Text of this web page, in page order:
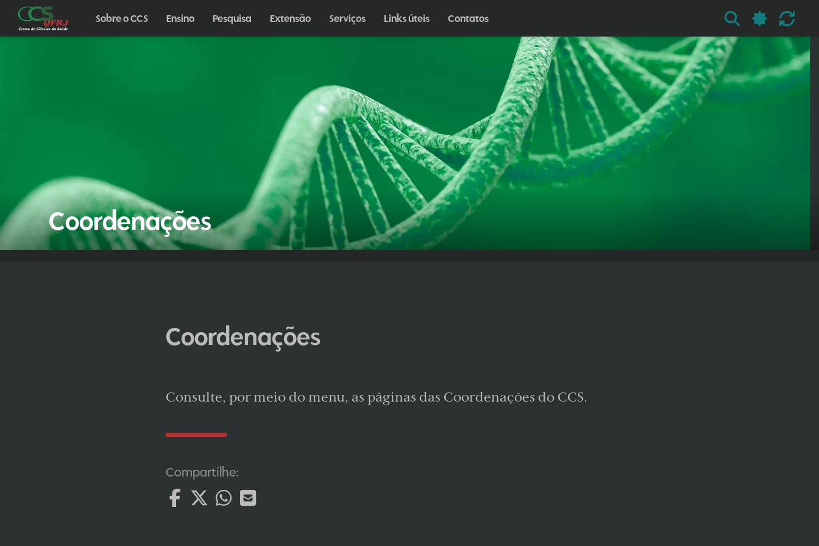
Sobre o CCS Ensino Pesquisa Extensão Serviços Links úteis Contatos
Coordenações
Coordenações
Consulte, por meio do menu, as páginas das Coordenações do CCS.
Compartilhe: